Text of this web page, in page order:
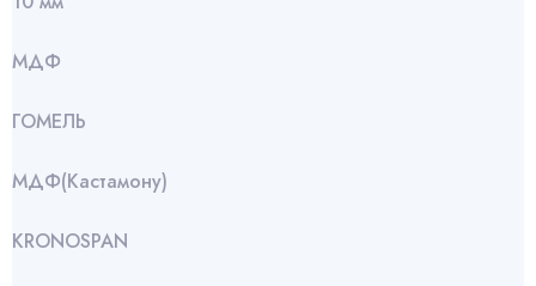
МДФ
ГОМЕЛЬ
МДФ(Кастамону)
KRONOSPAN